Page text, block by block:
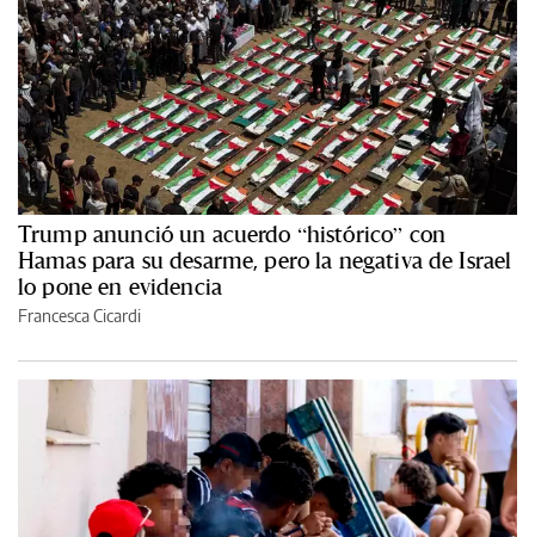
Trump anunció un acuerdo “histórico” con
Hamas para su desarme, pero la negativa de Israel
lo pone en evidencia
Francesca Cicardi